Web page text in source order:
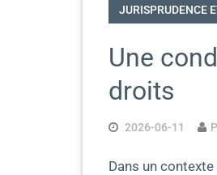
JURISPRUDENCE
Une
droits
2026-06-11
Dans un contexte